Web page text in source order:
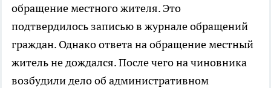
обращение местного жителя. Это
подтвердилось записью в журнале обращений
граждан. Однако ответа на обращение местный
житель не дождался. После чего на чиновника
возбудили дело об административном